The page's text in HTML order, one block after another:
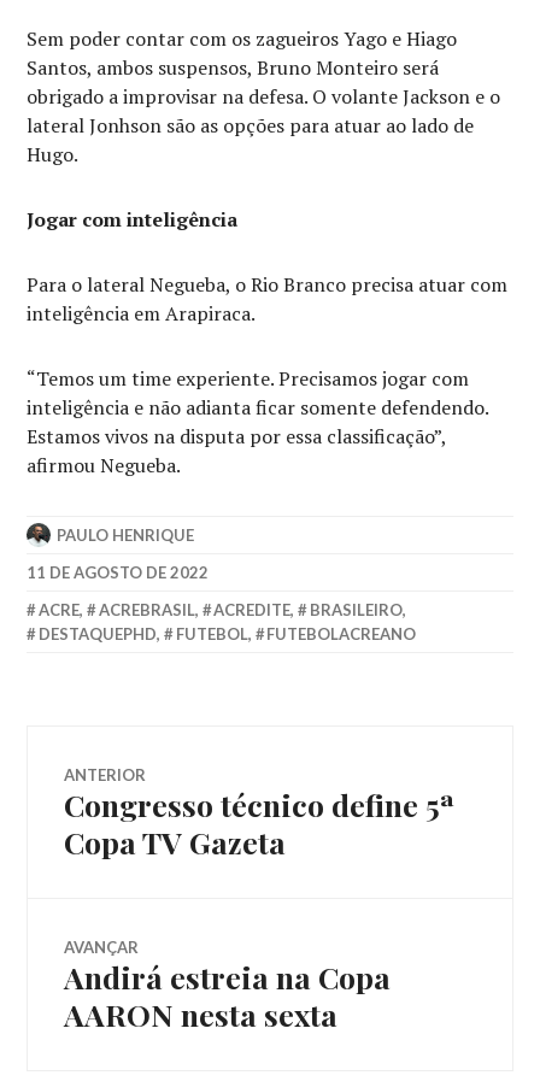
Sem poder contar com os zagueiros Yago e Hiago
Santos, ambos suspensos, Bruno Monteiro será
obrigado a improvisar na defesa. O volante Jackson e o
lateral Jonhson são as opções para atuar ao lado de
Hugo.
Jogar com inteligência
Para o lateral Negueba, o Rio Branco precisa atuar com
inteligência em Arapiraca.
“Temos um time experiente. Precisamos jogar com
inteligência e não adianta ficar somente defendendo.
Estamos vivos na disputa por essa classificação”,
afirmou Negueba.
PAULO HENRIQUE
11 DE AGOSTO DE 2022
ACRE, ACREBRASIL, ACREDITE, BRASILEIRO,
DESTAQUEPHD, FUTEBOL, FUTEBOLACREANO
ANTERIOR
Congresso técnico define 5ª
Copa TV Gazeta
AVANÇAR
Andirá estreia na Copa
AARON nesta sexta